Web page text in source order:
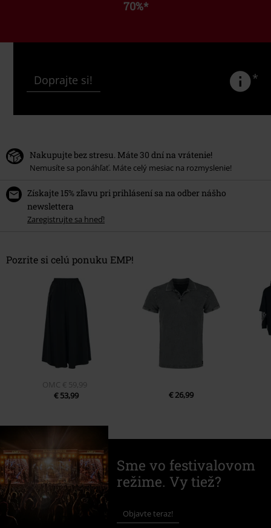
70%*
Doprajte si! *
Nakupujte bez stresu. Máte 30 dní na vrátenie!
Nemusíte sa ponáhľať. Máte celý mesiac na rozmyslenie!
Získajte 15% zľavu pri prihlásení sa na odber nášho
newslettera
Zaregistrujte sa hneď!
Pozrite si celú ponuku EMP!
OMC € 59,99
€ 53,99
€ 26,99
Sme vo festivalovom
režime. Vy tiež?
Objavte teraz!